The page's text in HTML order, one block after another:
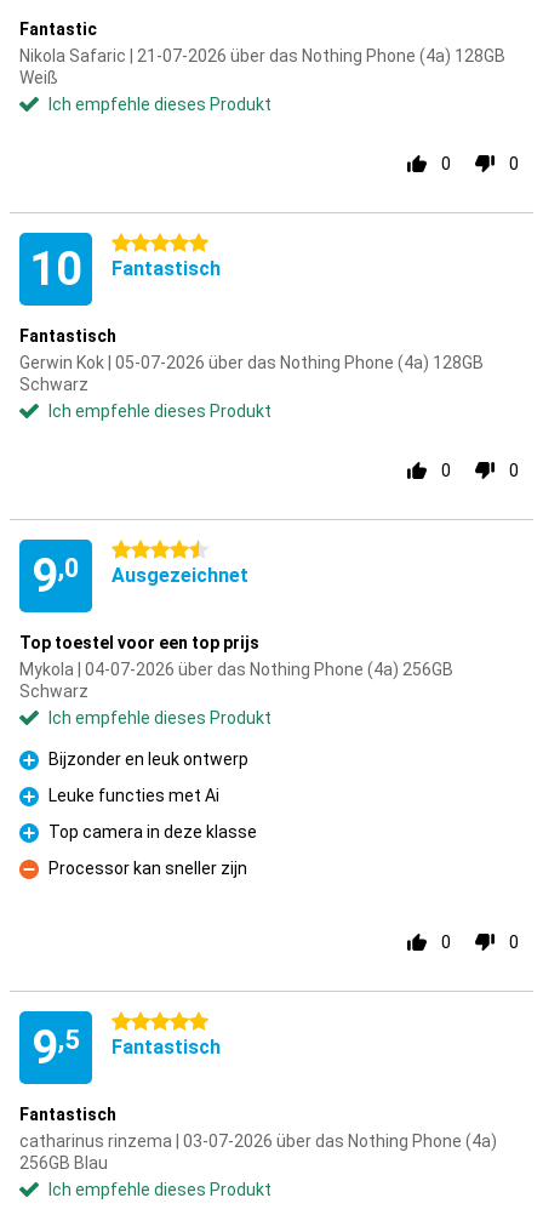
Fantastic
Nikola Safaric | 21-07-2026 über das Nothing Phone (4a) 128GB
Weiß
Ich empfehle dieses Produkt
0 0
10 5 Sterne
Fantastisch
Fantastisch
Gerwin Kok | 05-07-2026 über das Nothing Phone (4a) 128GB
Schwarz
Ich empfehle dieses Produkt
0 0
9,0
4.5 Sterne
Ausgezeichnet
Top toestel voor een top prijs
Mykola | 04-07-2026 über das Nothing Phone (4a) 256GB
Schwarz
Ich empfehle dieses Produkt
Pro
Bijzonder en leuk ontwerp
Pro
Leuke functies met Ai
Pro
Top camera in deze klasse
Kontra
Processor kan sneller zijn
0 0
9,5
5 Sterne
Fantastisch
Fantastisch
catharinus rinzema | 03-07-2026 über das Nothing Phone (4a)
256GB Blau
Ich empfehle dieses Produkt